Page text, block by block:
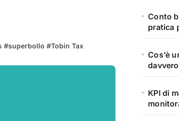
#superbollo #Tobin Tax
Conto
pratica
Cos’è
davvero
KPI di